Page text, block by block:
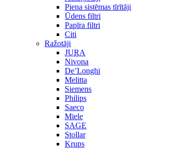
Piena sistēmas tīrītāji
Ūdens filtri
Papīra filtri
Citi
Ražotāji
JURA
Nivona
De’Longhi
Melitta
Siemens
Philips
Saeco
Miele
SAGE
Stollar
Krups